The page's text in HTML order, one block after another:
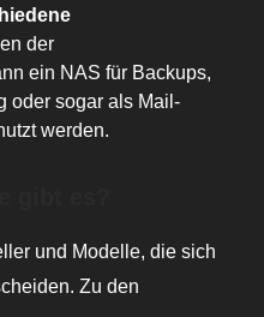
der
ein NAS für Backups,
oder sogar als Mail-
werden.
und Modelle, die sich
Zu den